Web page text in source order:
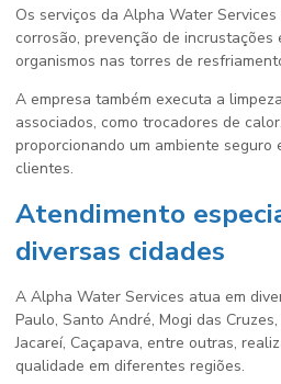
Os serviços da Alpha Water
corrosão, prevenção de incrustações
organismos nas torres de
A empresa também executa a
associados, como trocadores de
proporcionando um ambiente seguro
clientes.
Atendimento
diversas cidades
A Alpha Water Services atua em
Paulo, Santo André, Mogi das
Jacareí, Caçapava, entre outras,
qualidade em diferentes regiões.